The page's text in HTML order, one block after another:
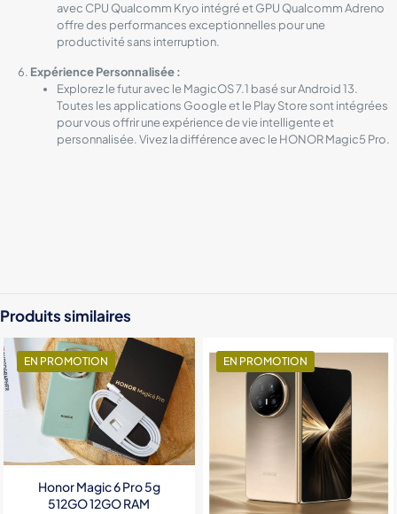
avec CPU Qualcomm Kryo intégré et GPU Qualcomm Adreno
offre des performances exceptionnelles pour une
productivité sans interruption.
Expérience Personnalisée :
Explorez le futur avec le MagicOS 7.1 basé sur Android 13.
Toutes les applications Google et le Play Store sont intégrées
pour vous offrir une expérience de vie intelligente et
personnalisée. Vivez la différence avec le HONOR Magic5 Pro.
Produits similaires
EN PROMOTION
Honor Magic 6 Pro 5g
512GO 12GO RAM
EN PROMOTION